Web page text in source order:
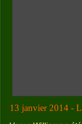
13 janvier 2014 -